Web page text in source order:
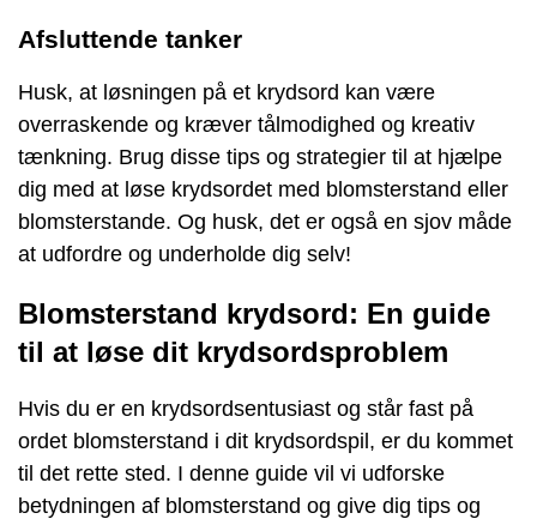
Afsluttende tanker
Husk, at løsningen på et krydsord kan være
overraskende og kræver tålmodighed og kreativ
tænkning. Brug disse tips og strategier til at hjælpe
dig med at løse krydsordet med blomsterstand eller
blomsterstande. Og husk, det er også en sjov måde
at udfordre og underholde dig selv!
Blomsterstand krydsord: En guide
til at løse dit krydsordsproblem
Hvis du er en krydsordsentusiast og står fast på
ordet blomsterstand i dit krydsordspil, er du kommet
til det rette sted. I denne guide vil vi udforske
betydningen af ​​blomsterstand og give dig tips og